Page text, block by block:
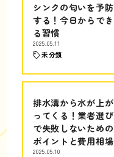
シンクの匂いを予防
する！今日からでき
る習慣
2025.05.11
未分類
排水溝から水が上が
ってくる！業者選び
で失敗しないための
ポイントと費用相場
2025.05.10